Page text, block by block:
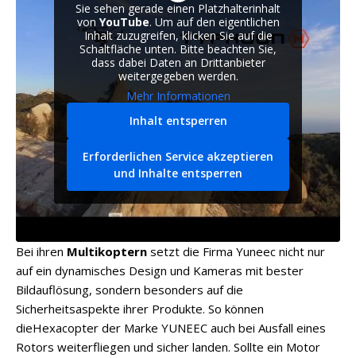
Sie sehen gerade einen Platzhalterinhalt
von YouTube. Um auf den eigentlichen
Inhalt zuzugreifen, klicken Sie auf die
Schaltfläche unten. Bitte beachten Sie,
dass dabei Daten an Drittanbieter
weitergegeben werden.
Mehr Informationen
Inhalt entsperren
Erforderlichen Service akzeptieren
und Inhalte entsperren
Bei ihren Multikoptern setzt die Firma Yuneec nicht nur
auf ein dynamisches Design und Kameras mit bester
Bildauflösung, sondern besonders auf die
Sicherheitsaspekte ihrer Produkte. So können
dieHexacopter der Marke YUNEEC auch bei Ausfall eines
Rotors weiterfliegen und sicher landen. Sollte ein Motor